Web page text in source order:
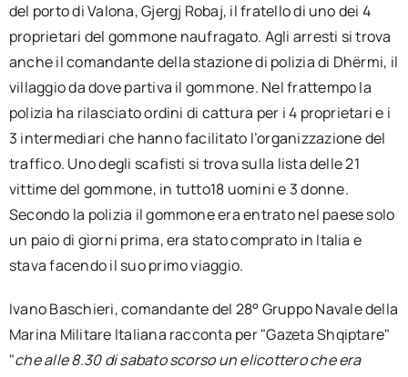
del porto di Valona, Gjergj Robaj, il fratello di uno dei 4
proprietari del gommone naufragato. Agli arresti si trova
anche il comandante della stazione di polizia di Dhërmi, il
villaggio da dove partiva il gommone. Nel frattempo la
polizia ha rilasciato ordini di cattura per i 4 proprietari e i
3 intermediari che hanno facilitato l’organizzazione del
traffico. Uno degli scafisti si trova sulla lista delle 21
vittime del gommone, in tutto18 uomini e 3 donne.
Secondo la polizia il gommone era entrato nel paese solo
un paio di giorni prima, era stato comprato in Italia e
stava facendo il suo primo viaggio.
Ivano Baschieri, comandante del 28° Gruppo Navale della
Marina Militare Italiana racconta per "Gazeta Shqiptare"
"che alle 8.30 di sabato scorso un elicottero che era